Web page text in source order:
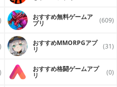
おすすめ無料ゲームア
プリ (609)
おすすめ MMORPGアプ
リ (31)
おすすめ格闘ゲームアプ
リ (0)